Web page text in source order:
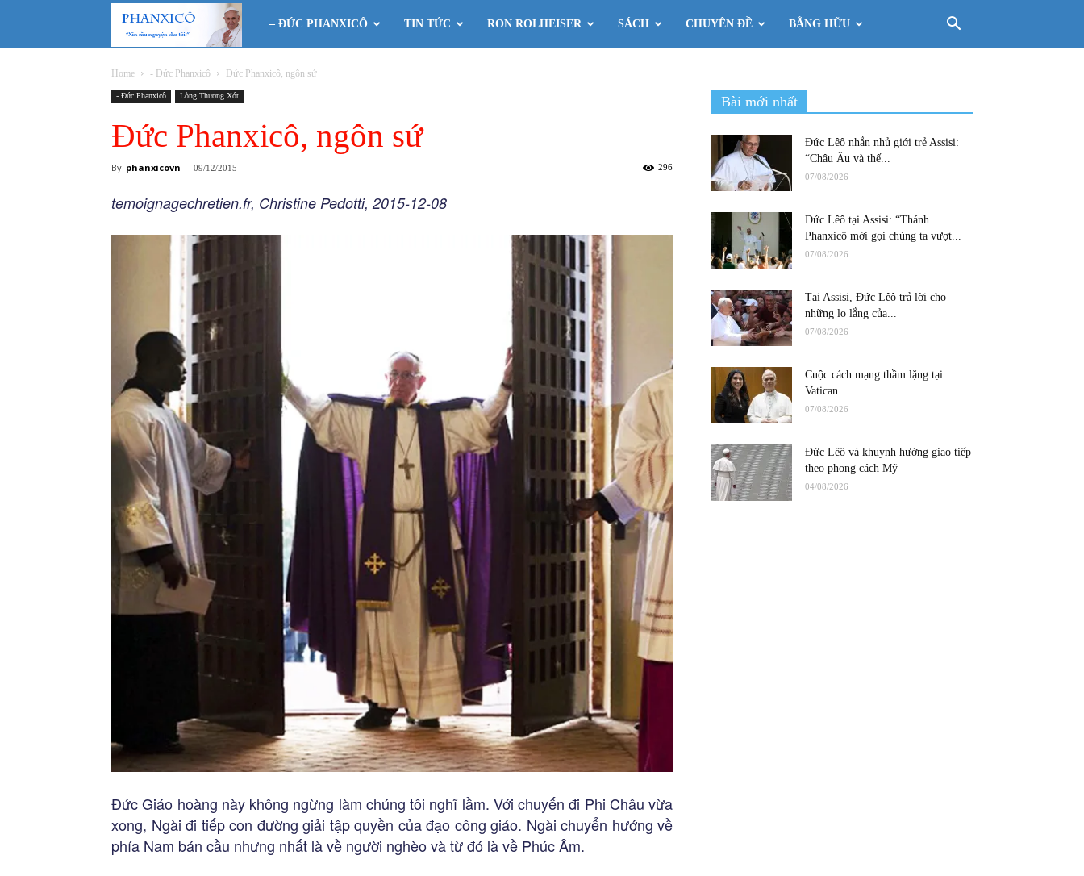
Phanxicô
– ĐỨC PHANXICÔ TIN TỨC RON ROLHEISER SÁCH CHUYÊN ĐỀ BẰNG HỮU
Home - Đức Phanxicô Đức Phanxicô, ngôn sứ
- Đức Phanxicô Lòng Thương Xót
Đức Phanxicô, ngôn sứ
By phanxicovn - 09/12/2015 296
temoignagechretien.fr, Christine Pedotti, 2015-12-08
Đức Giáo hoàng này không ngừng làm chúng tôi nghĩ lầm. Với chuyến đi Phi Châu vừa
xong, Ngài đi tiếp con đường giải tập quyền của đạo công giáo. Ngài chuyển hướng về
phía Nam bán cầu nhưng nhất là về người nghèo và từ đó là về Phúc Âm.
Bài mới nhất
Đức Lêô nhắn nhủ giới trẻ Assisi:
“Châu Âu và thế...
07/08/2026
Đức Lêô tại Assisi: “Thánh
Phanxicô mời gọi chúng ta vượt...
07/08/2026
Tại Assisi, Đức Lêô trả lời cho
những lo lắng của...
07/08/2026
Cuộc cách mạng thầm lặng tại
Vatican
07/08/2026
Đức Lêô và khuynh hướng giao tiếp
theo phong cách Mỹ
04/08/2026